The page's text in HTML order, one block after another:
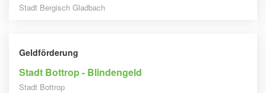
Stadt Bergisch Gladbach
Geldförderung
Stadt Bottrop - Blindengeld
Stadt Bottrop